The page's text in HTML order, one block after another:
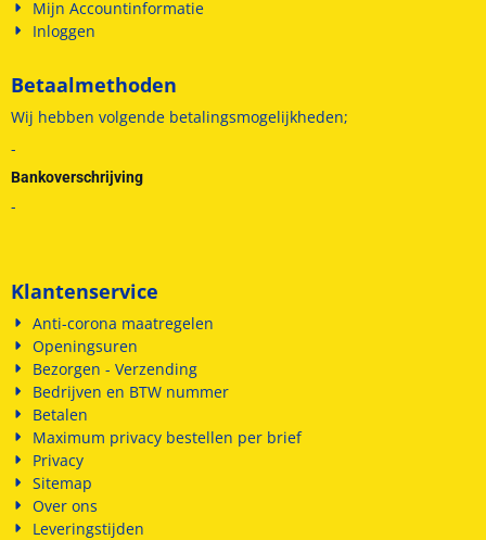
Mijn Accountinformatie
Inloggen
Betaalmethoden
Wij hebben volgende betalingsmogelijkheden;
-
Bankoverschrijving
-
Klantenservice
Anti-corona maatregelen
Openingsuren
Bezorgen - Verzending
Bedrijven en BTW nummer
Betalen
Maximum privacy bestellen per brief
Privacy
Sitemap
Over ons
Leveringstijden